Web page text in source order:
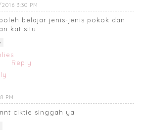
3:30 PM
belajar jenis-jenis pokok dan
kat situ.
Reply
PM
ciktie singgah ya